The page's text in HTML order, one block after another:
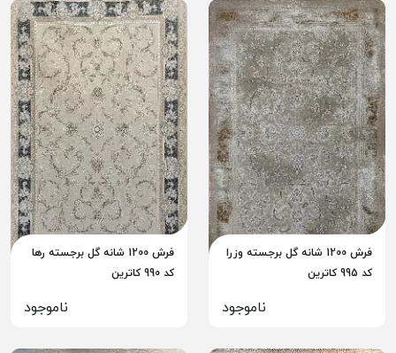
فرش 1200 شانه گل برجسته وزرا
کد 995 کاترین
ناموجود
فرش 1200 شانه گل برجسته رها
کد 990 کاترین
ناموجود